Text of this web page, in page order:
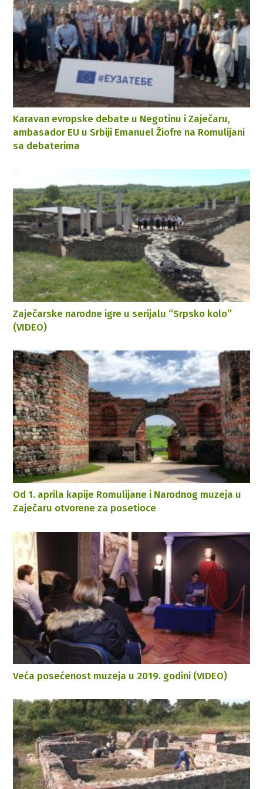
Karavan evropske debate u Negotinu i Zaječaru,
ambasador EU u Srbiji Emanuel Žiofre na Romulijani
sa debaterima
Zaječarske narodne igre u serijalu “Srpsko kolo”
(VIDEO)
Od 1. aprila kapije Romulijane i Narodnog muzeja u
Zaječaru otvorene za posetioce
Veća posećenost muzeja u 2019. godini (VIDEO)